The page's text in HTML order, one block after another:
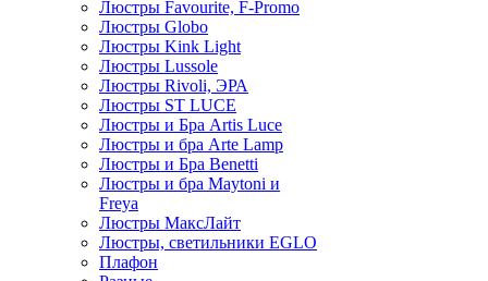
Люстры Favourite, F-Promo
Люстры Globo
Люстры Kink Light
Люстры Lussole
Люстры Rivoli, ЭРА
Люстры ST LUCE
Люстры и Бра Artis Luce
Люстры и бра Arte Lamp
Люстры и Бра Benetti
Люстры и бра Maytoni и
Freya
Люстры МаксЛайт
Люстры, светильники EGLO
Плафон